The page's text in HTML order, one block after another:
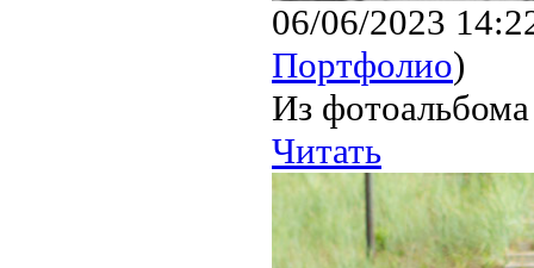
06/06/2023
Портфолио)
Из
Читать